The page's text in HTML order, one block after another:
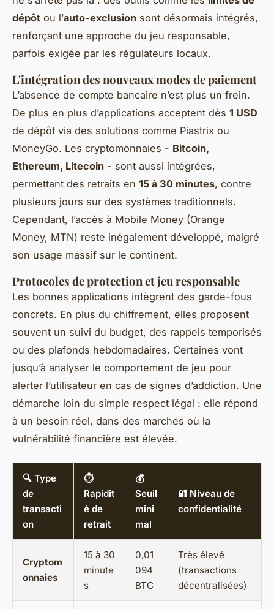
dépôt ou l’auto-exclusion sont désormais intégrés,
renforçant une approche du jeu responsable,
parfois exigée par les régulateurs locaux.
L'intégration des nouveaux modes de paiement
L’absence de compte bancaire n’est plus un frein.
De plus en plus d’applications acceptent dès 1 USD
de dépôt via des solutions comme Piastrix ou
MoneyGo. Les cryptomonnaies - Bitcoin,
Ethereum, Litecoin - sont aussi intégrées,
permettant des retraits en 15 à 30 minutes, contre
plusieurs jours sur des systèmes traditionnels.
Cependant, l’accès à Mobile Money (Orange
Money, MTN) reste inégalement développé, malgré
son usage massif sur le continent.
Protocoles de protection et jeu responsable
Les bonnes applications intègrent des garde-fous
concrets. En plus du chiffrement, elles proposent
souvent un suivi du budget, des rappels temporisés
ou des plafonds hebdomadaires. Certaines vont
jusqu’à analyser le comportement de jeu pour
alerter l’utilisateur en cas de signes d’addiction. Une
démarche loin du simple respect légal : elle répond
à un besoin réel, dans des marchés où la
vulnérabilité financière est élevée.
🔍 Type
de
transacti
on
⏱️
Rapidit
é de
retrait
💰
Seuil
mini
mal
🔐 Niveau de
confidentialité
Cryptom
onnaies
15 à 30
minute
s
0,01
094
BTC
Très élevé
(transactions
décentralisées)